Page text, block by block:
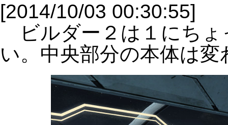
[2014/10/03 00:30:55]
ビルダー２は１にちょ
い。中央部分の本体は